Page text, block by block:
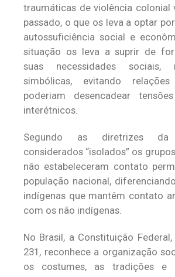
traumáticas de violência colonial
passado, o que os leva a optar
autossuficiência social e
situação os leva a suprir de
suas necessidades sociais,
simbólicas, evitando
poderiam desencadear
interétnicos.
Segundo as diretrizes
considerados “isolados” os
não estabeleceram contato
população nacional,
indígenas que mantêm contato
com os não indígenas.
No Brasil, a Constituição
231, reconhece a organização
os costumes, as tradições e